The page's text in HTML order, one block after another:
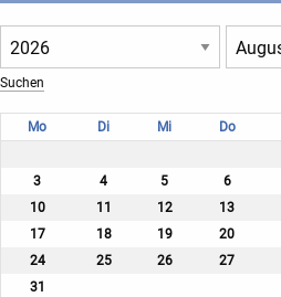
Mo Di Mi Do
3
4 5 6
10
11 12 13
17
18 19 20
24
25 26 27
31